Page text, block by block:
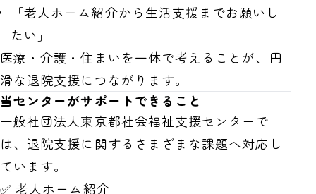
「老人ホーム紹介から生活支援までお願いし
たい」
医療・介護・住まいを一体で考えることが、円
滑な退院支援につながります。
当センターがサポートできること
一般社団法人東京都社会福祉支援センターで
は、退院支援に関するさまざまな課題へ対応し
ています。
✅ 老人ホーム紹介